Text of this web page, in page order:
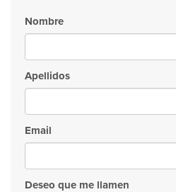
Nombre
Apellidos
Email
Deseo que me llamen